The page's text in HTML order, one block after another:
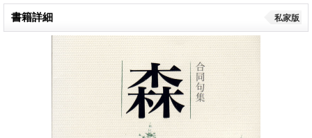
書籍詳細 私家版